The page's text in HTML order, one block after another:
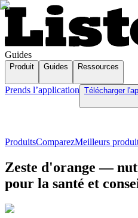
Guides
Produit Guides Ressources
Prends l’application Télécharger
ProduitsComparezMeilleurs
Zeste d'orange —
pour la santé et